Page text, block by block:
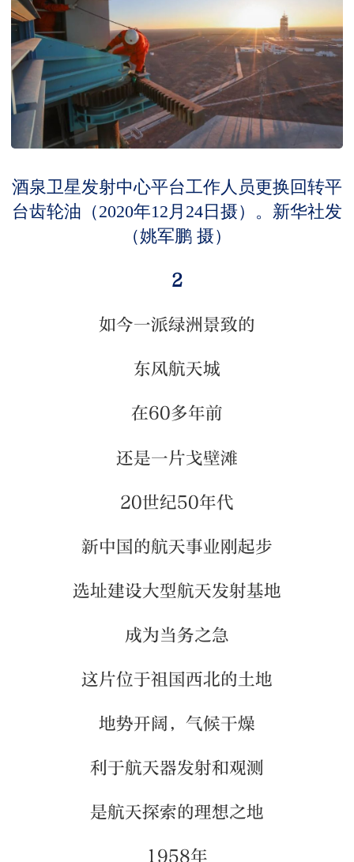
酒泉卫星发射中心平台工作人员更换回转平
台齿轮油（2020年12月24日摄）。新华社发
（姚军鹏 摄）
2
如今一派绿洲景致的
东风航天城
在60多年前
还是一片戈壁滩
20世纪50年代
新中国的航天事业刚起步
选址建设大型航天发射基地
成为当务之急
这片位于祖国西北的土地
地势开阔，气候干燥
利于航天器发射和观测
是航天探索的理想之地
1958年